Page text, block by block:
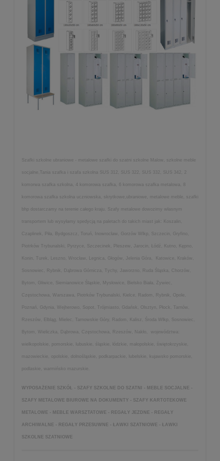
Szafki szkolne ubraniowe - metalowe szafki do szatni szkolne Malow, szkolne meble
socjalne,Tania szafka i szafa szkolna SUS 312, SUS 322, SUS 332, SUS 342, 2
komorwa szafka szkolna, 4 komorowa szafka, 6 komorowa szafka metalowa, 8
komorowa szafka szkolna uczniowska, skrytkowe,ubraniowe, metalowe meble, szafki
bhp dostarczamy na terenie całego kraju. Szafy metalowe dowozimy własnym
transportem lub wysyłamy spedycją na paletach do takich miast jak: Koszalin,
Czaplinek, Piła, Bydgoszcz, Toruń, Inowrocław, Gorzów Wlkp, Szczecin, Gryfino,
Piotrków Trybunalski, Pyrzyce, Szczecinek, Pleszew, Jarocin, Łódź, Kutno, Kępno,
Konin, Turek, Leszno, Wrocław, Legnica, Głogów, Jelenia Góra, Katowice, Kraków,
Sosnowiec, Rybnik, Dąbrowa Górnicza, Tychy, Jaworzno, Ruda Śląska, Chorzów,
Bytom, Gliwice, Siemianowice Śląskie, Mysłowice, Bielsko Biała, Żywiec,
Częstochowa, Warszawa, Piotrków Trybunalski, Kielce, Radom, Rybnik, Opole,
Poznań, Gdynia, Wejherowo, Sopot, Trójmiasto, Gdańsk, Olsztyn, Płock, Tarnów,
Rzeszów, Elbląg, Mielec, Tarnowskie Góry, Radom, Kalisz, Środa Wlkp, Sosnowiec,
Bytom, Wieliczka, Dąbrowa, Częstochowa, Rzeszów, Nakło, województwa:
wielkopolskie, pomorskie, lubuskie, śląskie, łódzkie, małopolskie, świętokrzyskie,
mazowieckie, opolskie, dolnośląskie, podkarpackie, lubelskie, kujawsko pomorskie,
podlaskie, warmińsko mazurskie.
WYPOSAŻENIE SZKÓŁ - SZAFY SZKOLNE DO SZATNI - MEBLE SOCJALNE -
SZAFY METALOWE BIUROWE NA DOKUMENTY - SZAFY KARTOTEKOWE
METALOWE - MEBLE WARSZTATOWE - REGAŁY JEZDNE - REGAŁY
ARCHIWALNE - REGAŁY PRZESUWNE - ŁAWKI SZATNIOWE - ŁAWKI
SZKOLNE SZATNIOWE